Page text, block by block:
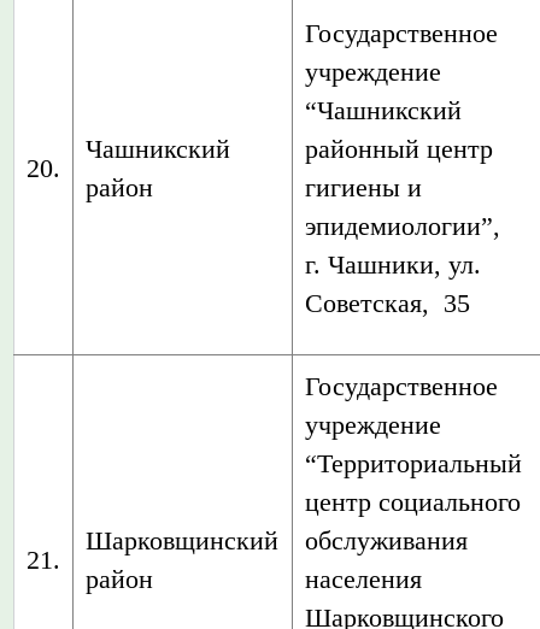
20.
Чашникский
район
Государственное
учреждение
“Чашникский
районный центр
гигиены и
эпидемиологии”,
г. Чашники, ул.
Советская, 35
21.
Шарковщинский
район
Государственное
учреждение
“Территориальный
центр социального
обслуживания
населения
Шарковщинского